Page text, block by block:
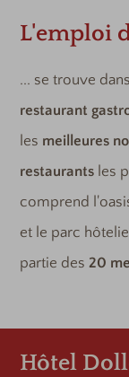
L'emploi
... se trouve
restaurant
les meilleures
restaurantsles
comprend
et le parc
partie des 20
Hôtel